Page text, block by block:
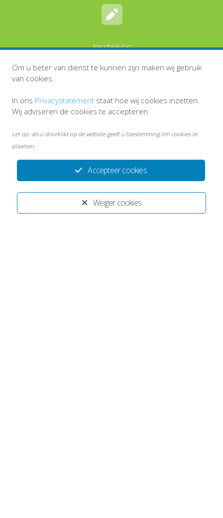
Inschrijven
Weiger cookies
Accepteer cookies
Om u beter van dienst te kunnen zijn maken wij gebruik
van cookies.
In ons Privacystatement staat hoe wij cookies inzetten.
Wij adviseren de cookies te accepteren.
Let op: als u doorklikt op de website geeft u toestemming om cookies te
plaatsen.